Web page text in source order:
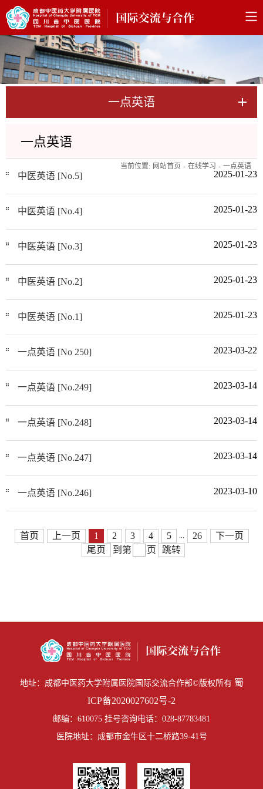
一点英语
当前位置: 网站首页 - 在线学习 - 一点英语
一点英语
中医英语 [No.5] 2025-01-23
中医英语 [No.4] 2025-01-23
中医英语 [No.3] 2025-01-23
中医英语 [No.2] 2025-01-23
中医英语 [No.1] 2025-01-23
一点英语 [No 250] 2023-03-22
一点英语 [No.249] 2023-03-14
一点英语 [No.248] 2023-03-14
一点英语 [No.247] 2023-03-14
一点英语 [No.246] 2023-03-10
首页 上一页 1 2 3 4 5 ... 26
下一页
尾页
到第 页 跳转
地址：成都中医药大学附属医院国际交流合作部©版权所有 蜀
ICP备2020027602号-2
邮编：610075 挂号咨询电话：028-87783481
医院地址：成都市金牛区十二桥路39-41号